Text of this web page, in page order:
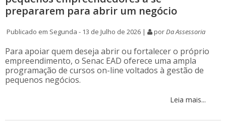
prepararem para abrir um negócio
Publicado em Segunda - 13 de Julho de 2026 | por Da Assessoria
Para apoiar quem deseja abrir ou fortalecer o próprio
empreendimento, o Senac EAD oferece uma ampla
programação de cursos on-line voltados à gestão de
pequenos negócios.
Leia mais...